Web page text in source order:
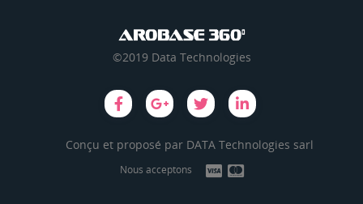
©2019 Data Technologies
Conçu et proposé par DATA Technologies sarl
Nous acceptons